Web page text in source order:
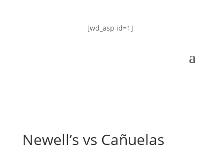
[wd_asp id=1]
Newell’s vs Cañuelas